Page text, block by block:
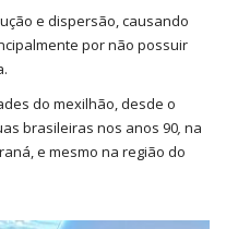
e dispersão, causando
por não possuir
do mexilhão, desde o
brasileiras nos anos 90, na
e mesmo na região do